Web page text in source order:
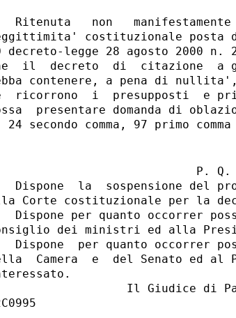
Ritenuta   non
costituzionale
decreto-legge 28 agosto 2000
il  decreto  di  citazione  a
contenere, a pena di
ricorrono  i  presupposti  e
presentare domanda di
P. Q.
Dispone  la  sospensione del
Corte costituzionale per la
Dispone per quanto occorrer
dei ministri ed alla
Dispone  per quanto occorrer
Camera  e  del Senato ed al
Il Giudice di